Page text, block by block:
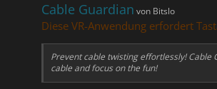
Cable Guardian von Bitslo
Diese VR-Anwendung erfordert
Prevent cable twisting effortlessly! Cable
cable and focus on the fun!